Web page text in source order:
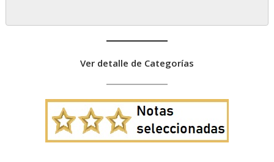
Ver detalle de Categorías